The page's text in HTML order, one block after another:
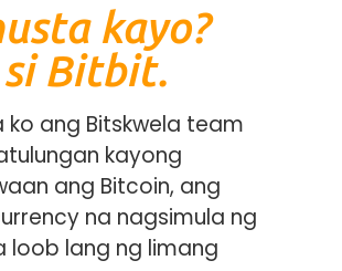
kayo?
Bitbit.
ko ang Bitskwela team
kayong
ang Bitcoin, ang
na nagsimula ng
loob lang ng limang